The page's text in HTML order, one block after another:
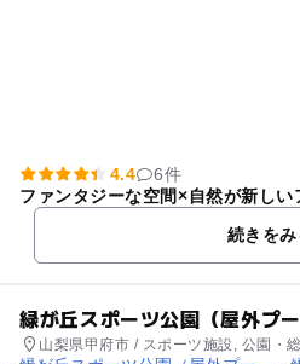
4.4
6件
ファンタジーな空間×自然が新しい
続きをみ
緑が丘スポーツ公園（屋外プー
山梨県甲府市 / スポーツ施設, 公園・